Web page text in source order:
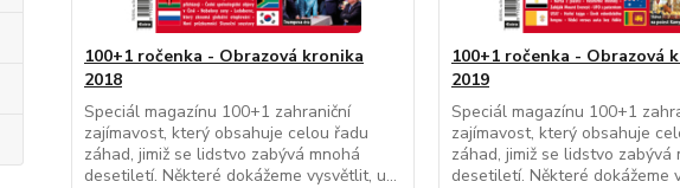
100+1 ročenka - Obrazová kronika
2018
Speciál magazínu 100+1 zahraniční
zajímavost, který obsahuje celou řadu
záhad, jimiž se lidstvo zabývá mnohá
desetiletí. Některé dokážeme vysvětlit, u...
100+1 ročenka - Obrazová
2019
Speciál magazínu 100+1
zajímavost, který obsahuje
záhad, jimiž se lidstvo zabývá
desetiletí. Některé dokážeme